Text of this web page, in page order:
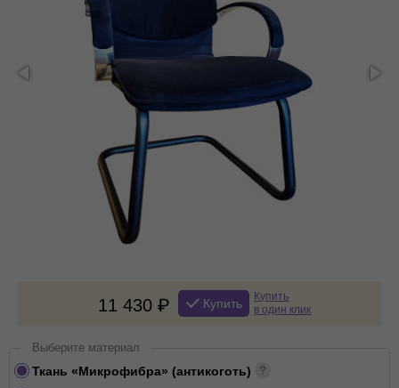
11 430 Купить
Купить
в один клик
Выберите материал
Ткань «Микрофибра» (антикоготь)